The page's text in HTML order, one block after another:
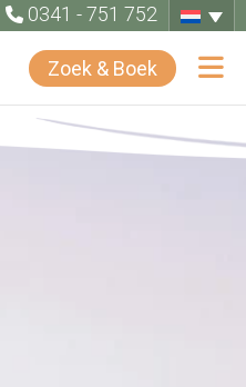
0341 - 751 752
Zoek & Boek